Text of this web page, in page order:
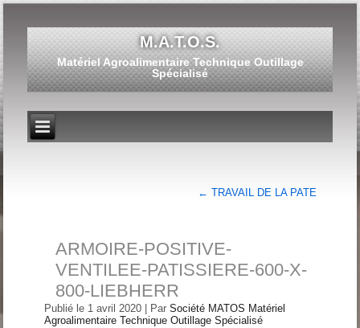
M.A.T.O.S.
Matériel Agroalimentaire Technique Outillage
Spécialisé
← TRAVAIL DE LA PATE
ARMOIRE-POSITIVE-
VENTILEE-PATISSIERE-600-X-
800-LIEBHERR
Publié le 1 avril 2020 Par Société MATOS Matériel
Agroalimentaire Technique Outillage Spécialisé